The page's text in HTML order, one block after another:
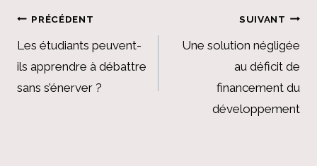
Navigation
de
l’article
PRÉCÉDENT
Les étudiants peuvent-
ils apprendre à débattre
sans s’énerver ?
SUIVANT
Une solution négligée
au déficit de
financement du
développement